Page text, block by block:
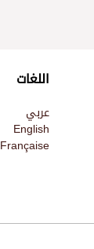
اللغات
عربي
English
Française